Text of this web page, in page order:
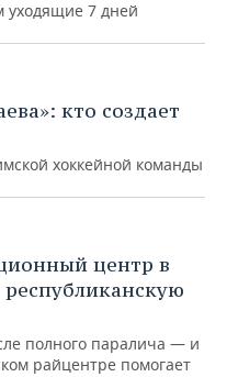
уходящие 7 дней
кто создает
хоккейной команды
центр в
полного паралича — и
райцентре помогает